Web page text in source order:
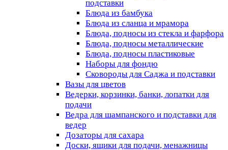
подставки
Блюда из бамбука
Блюда из сланца и мрамора
Блюда, подносы из стекла и фарфора
Блюда, подносы металлические
Блюда, подносы пластиковые
Наборы для фондю
Сковороды для Саджа и подставки
Вазы для цветов
Ведерки, корзинки, банки, лопатки для
подачи
Ведра для шампанского и подставки для
ведер
Дозаторы для сахара
Доски, ящики для подачи, менажницы